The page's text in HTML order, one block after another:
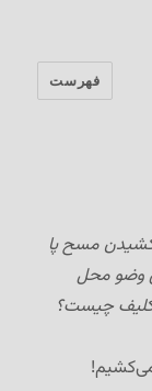
فهرست
مسح پا
وضو محل
چیست؟